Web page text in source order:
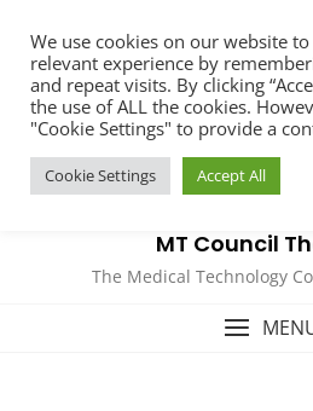
content
MT Council
The Medical Technology
We use cookies on our website
relevant experience by
and repeat visits. By clicking
the use of ALL the cookies.
"Cookie Settings" to provide a
Cookie Settings Accept All